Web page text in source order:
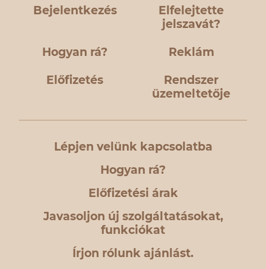
Bejelentkezés
Elfelejtette
jelszavát?
Hogyan rá? Reklám
Előfizetés
Rendszer
üzemeltetője
Lépjen velünk kapcsolatba
Hogyan rá?
Előfizetési árak
Javasoljon új szolgáltatásokat,
funkciókat
Írjon rólunk ajánlást.